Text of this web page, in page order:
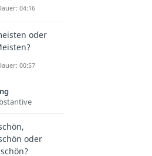
04:16
oder
00:57
oder